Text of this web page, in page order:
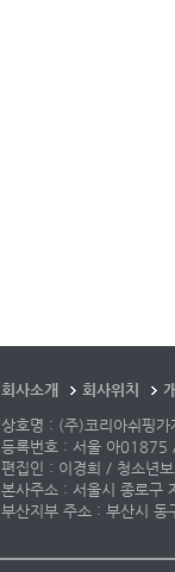
회사소개 회사위치
상호명 : (주)코리아쉬핑
등록번호 : 서울 아01875
편집인 : 이경희 / 청소년
본사주소 : 서울시 종로
부산지부 주소 : 부산시